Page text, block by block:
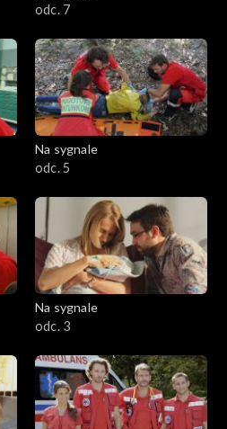
odc. 7
Na sygnale
odc. 5
Na sygnale
odc. 3